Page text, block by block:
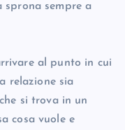
sprona sempre a
al punto in cui
relazione sia
si trova in un
cosa vuole e